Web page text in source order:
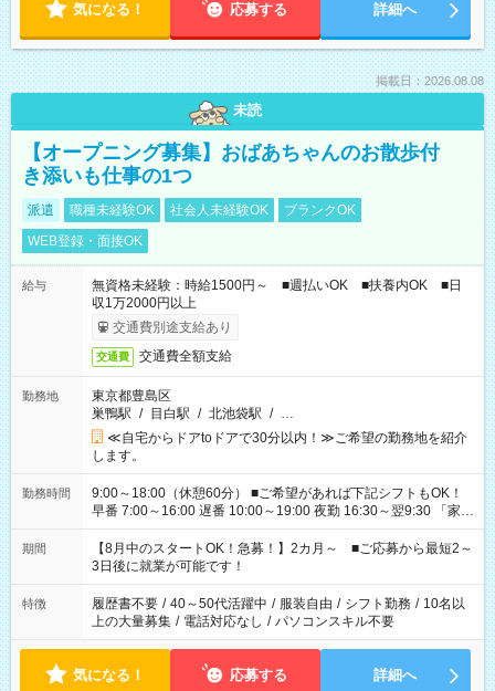
気になる！ 応募する 詳細へ
掲載日：2026.08.08
未読
【オープニング募集】おばあちゃんのお散歩付
き添いも仕事の1つ
派遣 職種未経験OK 社会人未経験OK
ブランクOK
WEB登録・面接OK
給与
無資格未経験：時給1500円～ ■週払いOK ■扶養内OK ■日
収1万2000円以上
交通費別途支給あり
交通費 交通費全額支給
勤務地
東京都豊島区
巣鴨駅 / 目白駅 / 北池袋駅 / …
≪自宅からドアtoドアで30分以内！≫ご希望の勤務地を紹介
します。
勤務時間
9:00～18:00（休憩60分） ■ご希望があれば下記シフトもOK！
早番 7:00～16:00 遅番 10:00～19:00 夜勤 16:30～翌9:30 「家族
と休みを合わせたい」 「余裕を持って夕飯の準備がしたい」
「できれば残業はしたくない」 など、ご希望を教えてください
ね。 ※Wワーク希望の方へ 今ご覧のお仕事で希望する勤務時間
と、もう1つのお仕事の勤務時間。 合計で週40時間を超える場
合は応募できません。
期間
【8月中のスタートOK！急募！】2カ月～ ■ご応募から最短2～
3日後に就業が可能です！
特徴 履歴書不要 / 40～50代活躍中 / 服装自由 / シフト勤務 / 10名以
上の大量募集 / 電話対応なし / パソコンスキル不要
気になる！ 応募する 詳細へ